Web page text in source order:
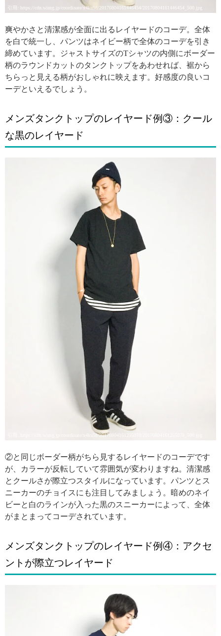
引用: https://cdn.wimg.jp/coordinate/x4ku58/20170804161446454/20170804161446454_500.jpg
爽やかさと清潔感が全面に出るレイヤードのコーデ。全体
を白で統一し、パンツはネイビー柄で全体のコーデを引き
締めています。ジャストサイズのTシャツの内側にボーダー
柄のラウンドカットのタンクトップをあわせれば、裾から
ちらっと見える柄がおしゃれに映えます。好感度の良いコ
ーデといえるでしょう。
メンズタンクトップのレイヤード例③：クール
な黒のレイヤード
引用: https://cdn.wimg.jp/coordinate/x4ku58/20170804161255078/20170804161255078_500.jpg
②と同じボーダー柄がちら見するレイヤードのコーデです
が、カラーが反転していて雰囲気が変わりますね。清潔感
とクールさが際立つスタイルになっています。パンツとス
ニーカーのチョイスにも注目してみましょう。暗めのネイ
ビーと白のラインが入った黒のスニーカーによって、全体
がまとまってコーデされています。
メンズタンクトップのレイヤード例④：アクセ
ントが際立つレイヤード